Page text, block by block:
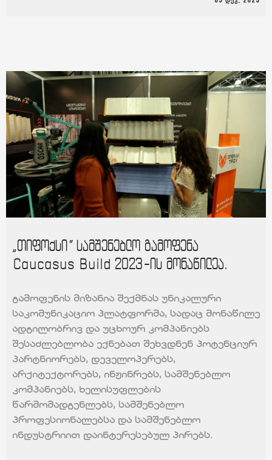
„თიფოქსი“ სამშენებლო გამოფენა
Caucasus Build 2023-ის მონაწილეა.
გამოფენის მიზანია შექმნას უნიკალური
საკომუნიკაციო პლატფორმა, სადაც მონაწილე
ადგილობრივ და უცხოურ კომპანიებს
შესაძლებლობა ექნებათ შეხვდნენ პოტენციურ
პარტნიორებს, დეველოპერებს,
არქიტექტორებს, ინჟინრებს, სამშენებლო
კომპანიებს, ხელისუფლების
წარმომადგენლებს, სამშენებლო
პროფესიონალებსა და სამშენებლო
ინდუსტრიით დაინტერესებულ პირებს.